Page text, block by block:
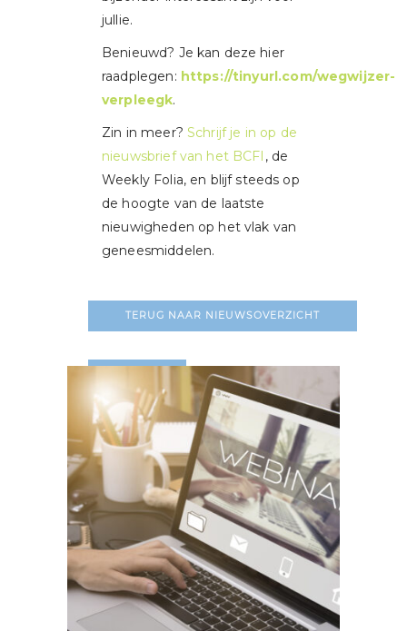
jullie.
Benieuwd? Je kan deze hier
raadplegen: https://tinyurl.com/wegwijzer-
verpleegk.
Zin in meer? Schrijf je in op de
nieuwsbrief van het BCFI , de
Weekly Folia, en blijf steeds op
de hoogte van de laatste
nieuwigheden op het vlak van
geneesmiddelen.
TERUG NAAR NIEUWSOVERZICHT
LEES MEER